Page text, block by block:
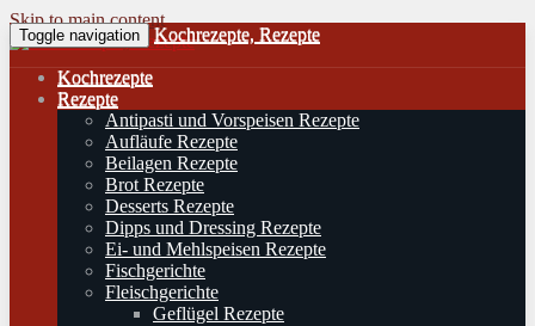
Skip to main content
Toggle navigation Kochrezepte, Rezepte
Kochrezepte
Rezepte
Antipasti und Vorspeisen Rezepte
Aufläufe Rezepte
Beilagen Rezepte
Brot Rezepte
Desserts Rezepte
Dipps und Dressing Rezepte
Ei- und Mehlspeisen Rezepte
Fischgerichte
Fleischgerichte
Geflügel Rezepte